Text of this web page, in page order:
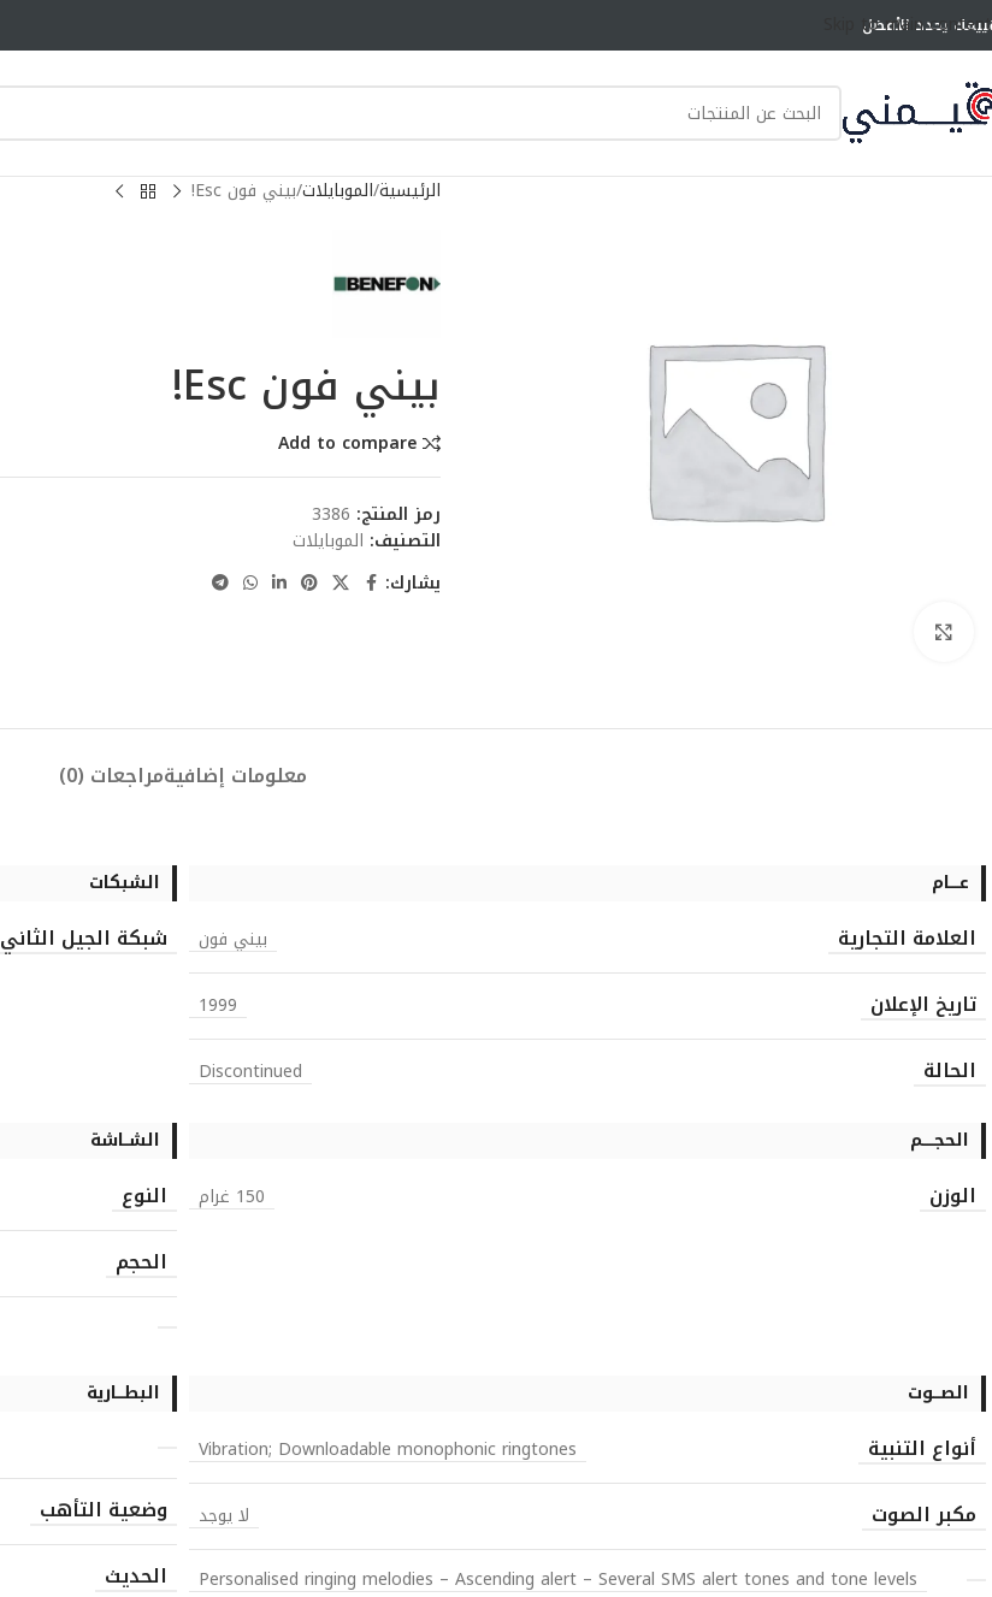
Skip to main content
يحدد الأفضل
الرئيسية الموبايلات بيني فون Esc!
بيني فون Esc!
Add to compare
رمز المنتج: 3386
التصنيف: الموبايلات
يشارك:
معلومات إضافيةمراجعات (0)
عــــام
العلامة التجارية بيني فون
تاريخ الإعلان 1999
الحالة Discontinued
الشبكات
شبكة الجيل الثاني
الحجـــــم
الوزن 150 غرام
الشــاشة
النوع
الحجم
الصـــوت
أنواع التنبية Vibration; Downloadable monophonic ringtones
مكبر الصوت
لا يوجد
Personalised ringing melodies – Ascending alert – Several SMS alert tones and tone levels
البطـــارية
وضعية التأهب
الحديث